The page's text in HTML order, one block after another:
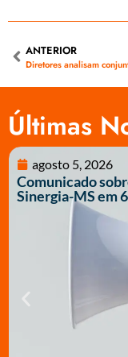
ANTERIOR
Últimas
agosto 5, 2026
Comunicado
Sinergia-MS em